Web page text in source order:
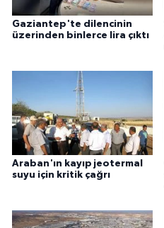
Gaziantep'te dilencinin
üzerinden binlerce lira çıktı
Araban'ın kayıp jeotermal
suyu için kritik çağrı